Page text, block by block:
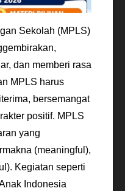
Sekolah (MPLS)
dan memberi rasa
MPLS harus
bersemangat
positif. MPLS
yang
(meaningful),
Kegiatan seperti
Indonesia